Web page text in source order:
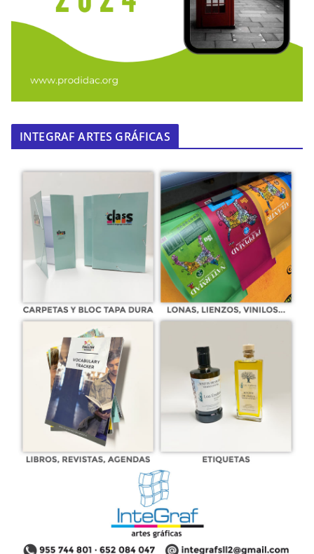
INTEGRAF ARTES GRÁFICAS